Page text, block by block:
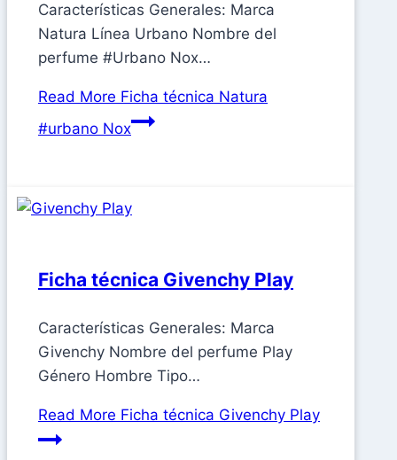
Características Generales: Marca
Natura Línea Urbano Nombre del
perfume #Urbano Nox…
Read More Ficha técnica Natura
#urbano Nox
Ficha técnica Givenchy Play
Características Generales: Marca
Givenchy Nombre del perfume Play
Género Hombre Tipo…
Read More Ficha técnica Givenchy Play